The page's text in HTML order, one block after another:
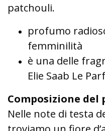
patchouli.
profumo
femminilità
è una delle
Elie Saab Le
Composizione del
Nelle note di testa